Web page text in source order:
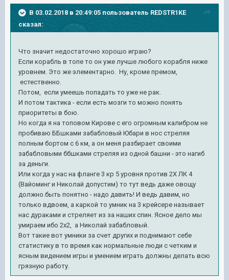
В 03.02.2018 в 20:49:05 пользователь REDSTR1KE
сказал:
Что значит недостаточно хорошо играю?
Если корабль в топе то он уже лучше любого корабля ниже
уровнем. Это же элементарно. Ну, кроме премом,
естественно.
Потом, если умеешь попадать то уже не рак.
И потом тактика - если есть мозги то можно понять
приоритеты в бою.
Но когда я на топовом Кирове с его огромным калибром не
пробиваю ББшками забабловый Юбари в нос стреляя
полным бортом с 6 км, а он меня разбирает своими
забабловыми ббшками стреляя из одной башни - это нагиб
за деньги.
Или когда у нас на фланге 3 кр 5 уровня против 2Х ЛК 4
(Вайоминг и Николай допустим) то тут ведь даже овощу
должно.быть понятно - надо давить! И ведь давим, но
только вдвоем, а каркой то умник на 3 крейсере называет
нас дураками и стреляет из за наших спин. Ясное дело мы
умираем ибо 2х2, а Николай забабловый.
Вот такие вот умники за счет других и поднимают себе
статистику в то время как нормальные люди с четким и
ясным видением игры и умением играть должны делать всю
грязную работу.